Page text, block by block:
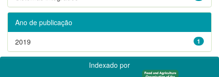
Ano de publicação
1
2019
Indexado por